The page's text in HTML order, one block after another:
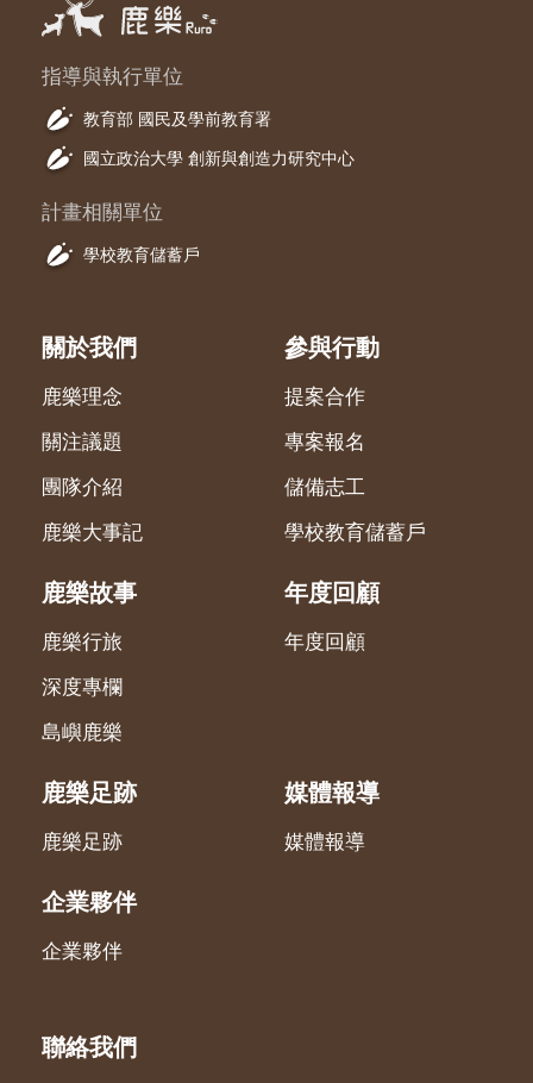
指導與執行單位
教育部 國民及學前教育署
國立政治大學 創新與創造力研究中心
計畫相關單位
學校教育儲蓄戶
關於我們
鹿樂理念
關注議題
團隊介紹
鹿樂大事記
參與行動
提案合作
專案報名
儲備志工
學校教育儲蓄戶
鹿樂故事
鹿樂行旅
深度專欄
島嶼鹿樂
年度回顧
年度回顧
鹿樂足跡
鹿樂足跡
媒體報導
媒體報導
企業夥伴
企業夥伴
聯絡我們